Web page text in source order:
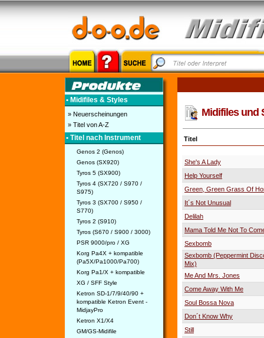
• Midifiles & Styles
» Neuerscheinungen
» Titel von A-Z
• Titel nach Instrument
Genos 2 (Genos)
Genos (SX920)
Tyros 5 (SX900)
Tyros 4 (SX720 / S970 /
S975)
Tyros 3 (SX700 / S950 /
S770)
Tyros 2 (S910)
Tyros (S670 / S900 / 3000)
PSR 9000/pro / XG
Korg Pa4X + kompatible
(Pa5X/Pa1000/Pa700)
Korg Pa1/X + kompatible
XG / SFF Style
Ketron SD-1/7/9/40/90 +
kompatible Ketron Event -
MidjayPro
Ketron X1/X4
GM/GS-Midifile
Midifiles und
Titel
She's A Lady
Help Yourself
Green, Green Grass Of
It´s Not Unusual
Delilah
Mama Told Me Not To
Sexbomb
Sexbomb (Peppermint
Mix)
Me And Mrs. Jones
Come Away With Me
Soul Bossa Nova
Don´t Know Why
Still